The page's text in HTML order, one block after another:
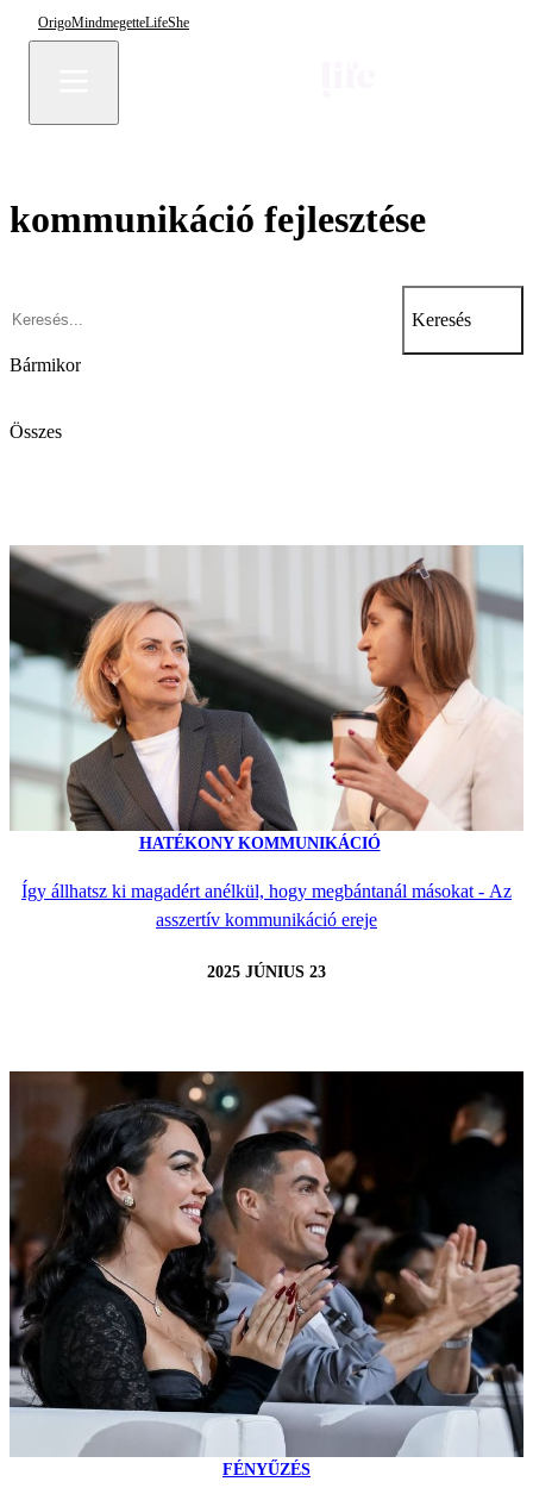
OrigoMindmegetteLifeShe
kommunikáció fejlesztése
Keresés
Bármikor
Összes
HATÉKONY KOMMUNIKÁCIÓ
Így állhatsz ki magadért anélkül, hogy megbántanál másokat - Az
asszertív kommunikáció ereje
2025 JÚNIUS 23
FÉNYŰZÉS